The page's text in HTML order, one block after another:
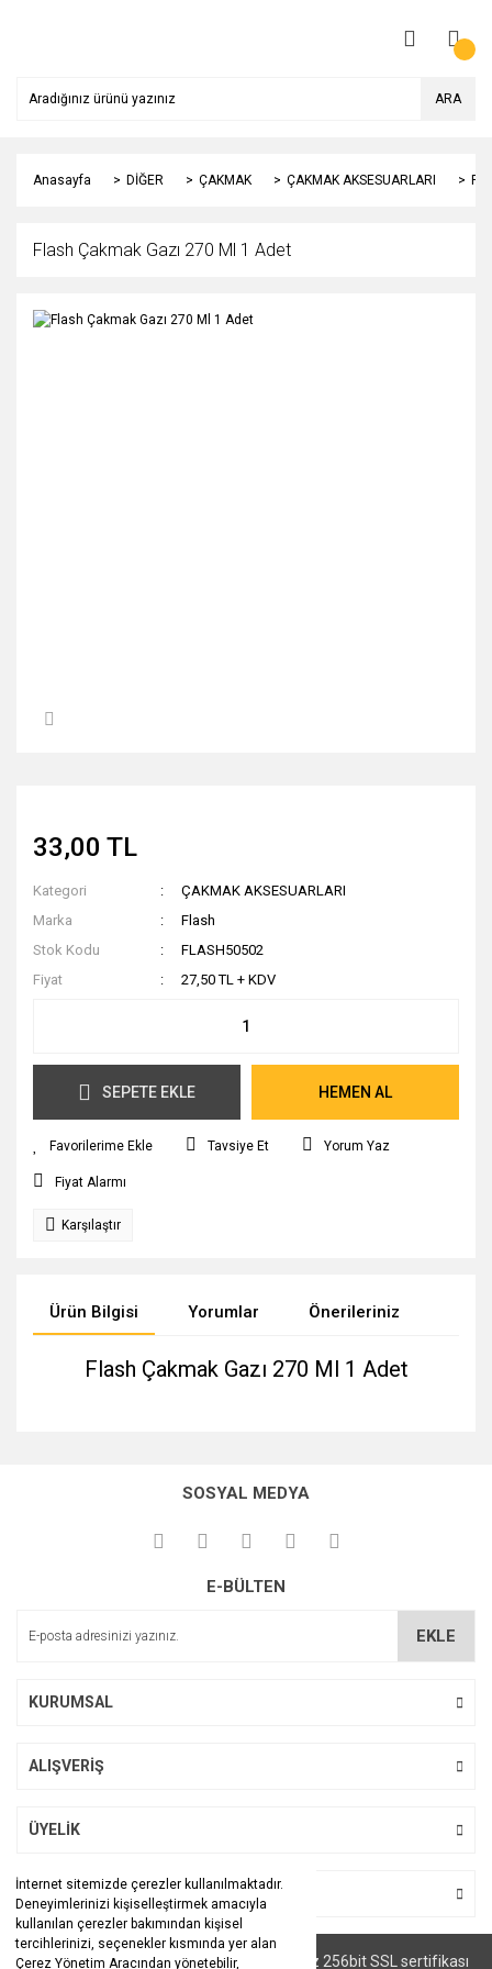
İnternet sitemizde çerezler kullanılmaktadır.
Deneyimlerinizi kişiselleştirmek amacıyla
kullanılan çerezler bakımından kişisel
tercihlerinizi, seçenekler kısmında yer alan
Çerez Yönetim Aracından yönetebilir,
ARA
Anasayfa DİĞER ÇAKMAK ÇAKMAK AKSESUARLARI
Flash Çakmak Gazı 270 Ml 1 Adet
33,00 TL
Kategori
ÇAKMAK AKSESUARLARI
Marka
Flash
Stok Kodu
FLASH50502
Fiyat
27,50 TL + KDV
SEPETE EKLE HEMEN AL
Tavsiye Et Yorum Yaz
Fiyat Alarmı
Karşılaştır
Ürün Bilgisi Yorumlar Önerileriniz
Flash Çakmak Gazı 270 Ml 1 Adet
kullanarak tarafımıza iletebilirsiniz.
Görüş ve önerileriniz için teşekkür ederiz.
Ürün açıklamasında eksik bilgiler bulunuyor.
SOSYAL MEDYA
E-BÜLTEN
EKLE
KURUMSAL
ALIŞVERİŞ
ÜYELİK
BİZİ TAKİP EDİN
© Tüm hakları saklıdır. Kredi kartı bilgileriniz 256bit SSL sertifikası